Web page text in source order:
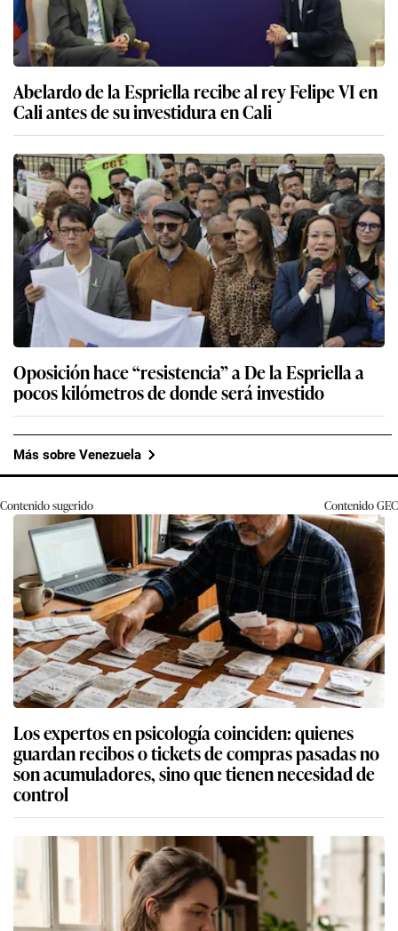
Abelardo de la Espriella recibe al rey Felipe VI en
Cali antes de su investidura en Cali
Oposición hace “resistencia” a De la Espriella a
pocos kilómetros de donde será investido
Más sobre Venezuela
Contenido sugerido ContenidoGEC
Los expertos en psicología coinciden: quienes
guardan recibos o tickets de compras pasadas no
son acumuladores, sino que tienen necesidad de
control